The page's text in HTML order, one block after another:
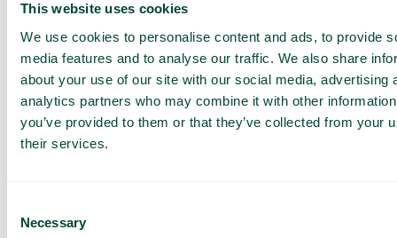
This website uses cookies
We use cookies to personalise content and ads, to provide
media features and to analyse our traffic. We also share
about your use of our site with our social media, advertising
analytics partners who may combine it with other
you’ve provided to them or that they’ve collected from your
their services.
Selection
Necessary
cette quantité de data, vous recevez un SMS et avez la
possibilité d’acheter plus de data si nécessaire.
Comment ça marche
Questions et réponses fréquentes